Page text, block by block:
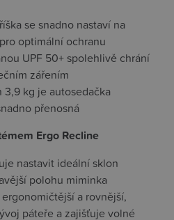
se snadno nastaví na
optimální ochranu
UPF 50+ spolehlivě chrání
zářením
kg je autosedačka
přenosná
Ergo Recline
nastavit ideální sklon
polohu miminka
a rovnější,
páteře a zajišťuje volné